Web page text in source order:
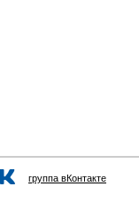
группа вКонтакте